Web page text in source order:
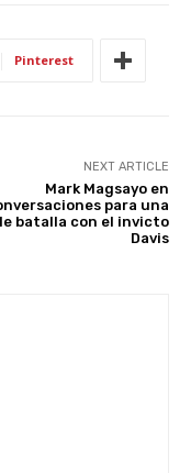
Pinterest
NEXT ARTICLE
Mark Magsayo en
para una
batalla con el invicto
Davis